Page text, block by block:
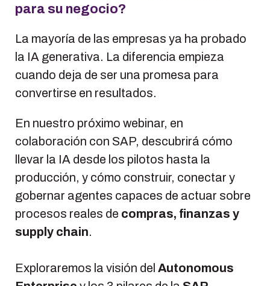
para su negocio?
La mayoría de las empresas ya ha probado
la IA generativa. La diferencia empieza
cuando deja de ser una promesa para
convertirse en resultados.
En nuestro próximo webinar, en
colaboración con SAP, descubrirá cómo
llevar la IA desde los pilotos hasta la
producción, y cómo construir, conectar y
gobernar agentes capaces de actuar sobre
procesos reales de compras, finanzas y
supply chain.
Exploraremos la visión del Autonomous